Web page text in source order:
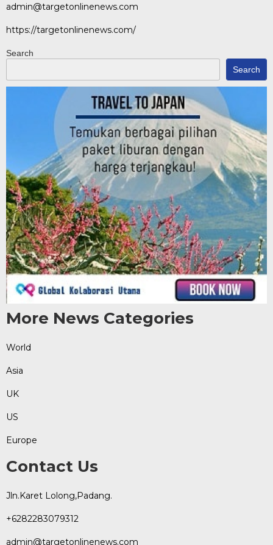
admin@targetonlinenews.com
https://targetonlinenews.com/
Search
Search
More News Categories
World
Asia
UK
US
Europe
Contact Us
Jln.Karet Lolong,Padang.
+6282283079312
admin@targetonlinenews.com